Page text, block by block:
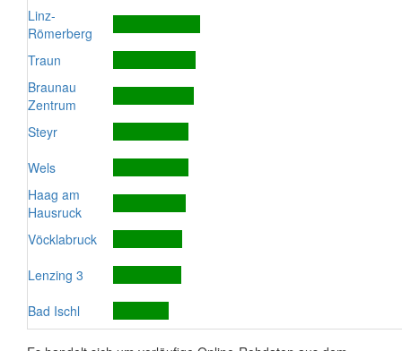
Linz-
Römerberg
Traun
Braunau
Zentrum
Steyr
Wels
Haag am
Hausruck
Vöcklabruck
Lenzing 3
Bad Ischl